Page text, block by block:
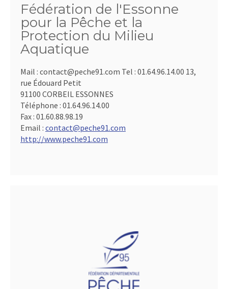
Fédération de l'Essonne
pour la Pêche et la
Protection du Milieu
Aquatique
Mail : contact@peche91.com Tel : 01.64.96.14.00 13,
rue Édouard Petit
91100 CORBEIL ESSONNES
Téléphone : 01.64.96.14.00
Fax : 01.60.88.98.19
Email : contact@peche91.com
http://www.peche91.com